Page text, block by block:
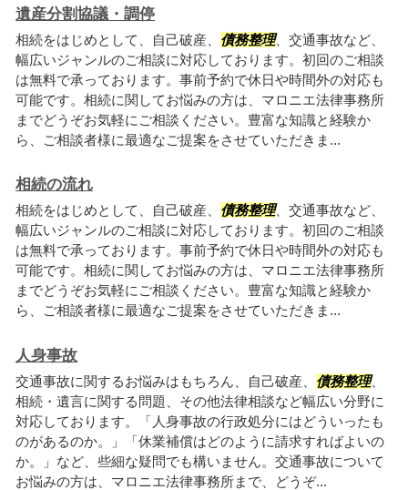
遺産分割協議・調停
相続をはじめとして、自己破産、 債務整理、交通事故など、
幅広いジャンルのご相談に対応しております。初回のご相談
は無料で承っております。事前予約で休日や時間外の対応も
可能です。相続に関してお悩みの方は、マロニエ法律事務所
までどうぞお気軽にご相談ください。豊富な知識と経験か
ら、ご相談者様に最適なご提案をさせていただきま...
相続の流れ
相続をはじめとして、自己破産、 債務整理、交通事故など、
幅広いジャンルのご相談に対応しております。初回のご相談
は無料で承っております。事前予約で休日や時間外の対応も
可能です。相続に関してお悩みの方は、マロニエ法律事務所
までどうぞお気軽にご相談ください。豊富な知識と経験か
ら、ご相談者様に最適なご提案をさせていただきま...
人身事故
交通事故に関するお悩みはもちろん、自己破産、 債務整理、
相続・遺言に関する問題、その他法律相談など幅広い分野に
対応しております。「人身事故の行政処分にはどういったも
のがあるのか。」「休業補償はどのように請求すればよいの
か。」など、些細な疑問でも構いません。交通事故について
お悩みの方は、マロニエ法律事務所まで、どうぞ...